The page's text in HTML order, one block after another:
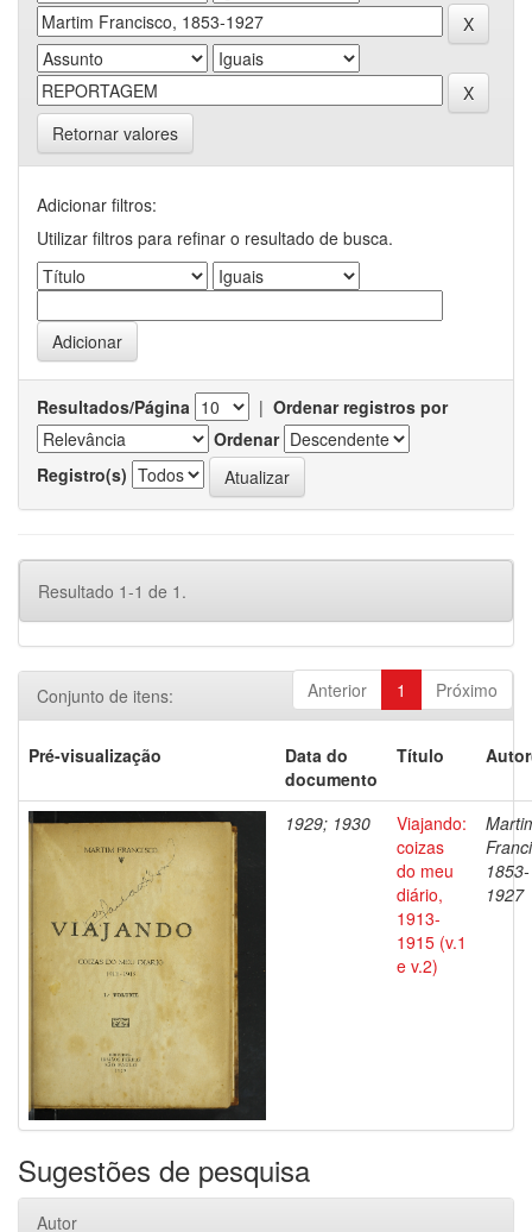
Retornar valores
Adicionar filtros:
Utilizar filtros para refinar o resultado de busca.
Resultados/Página | Ordenar registros por
Ordenar
Registro(s)
Resultado 1-1 de 1.
Anterior 1 Próximo
Conjunto de itens:
Pré-visualização
Data do
documento
Título
1929; 1930
Viajando:
coizas
do meu
diário,
1913-
1915 (v.1
e v.2)
1853-
1927
Sugestões de pesquisa
Autor